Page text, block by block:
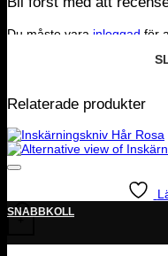
Du måste vara inloggad för
Relaterade produkter
+
SNABBKOLL